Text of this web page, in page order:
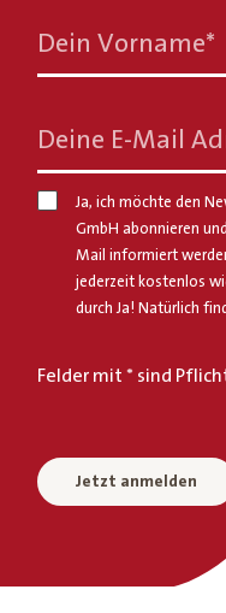
Dein Vorname*
Deine E-Mail
Ja, ich möchte den
GmbH abonnieren
Mail informiert
jederzeit kostenlos
durch Ja! Natürlich
Felder mit * sind
Jetzt anmelden